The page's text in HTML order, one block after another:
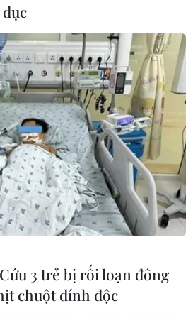
mưa lũ
Nẵng
lụt
cứu hộ
thiên tai
3 trẻ bị rối loạn đông
chuột dính độc